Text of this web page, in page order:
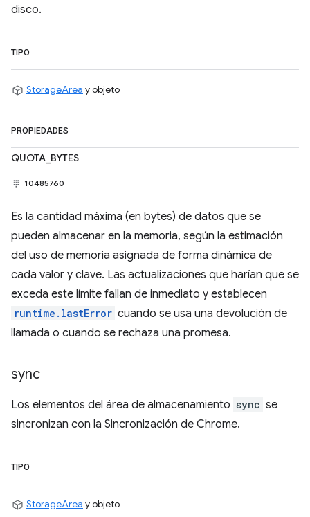
disco.
TIPO
StorageArea y objeto
PROPIEDADES
QUOTA_BYTES
10485760
Es la cantidad máxima (en bytes) de datos que se
pueden almacenar en la memoria, según la estimación
del uso de memoria asignada de forma dinámica de
cada valor y clave. Las actualizaciones que harían que se
exceda este límite fallan de inmediato y establecen
runtime.lastError cuando se usa una devolución de
llamada o cuando se rechaza una promesa.
sync
Los elementos del área de almacenamiento sync se
sincronizan con la Sincronización de Chrome.
TIPO
StorageArea y objeto